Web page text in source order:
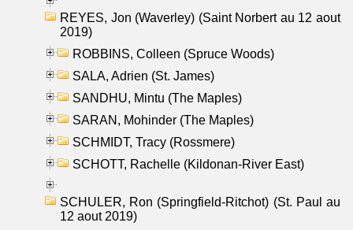
REYES, Jon (Waverley) (Saint Norbert au 12 aout
2019)
ROBBINS, Colleen (Spruce Woods)
SALA, Adrien (St. James)
SANDHU, Mintu (The Maples)
SARAN, Mohinder (The Maples)
SCHMIDT, Tracy (Rossmere)
SCHOTT, Rachelle (Kildonan-River East)
SCHULER, Ron (Springfield-Ritchot) (St. Paul au
12 aout 2019)